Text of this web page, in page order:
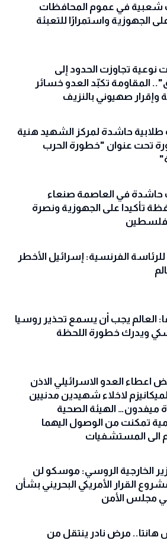
شعبية في عموم المحافظات
الجهوزية واستمرارًا للتعبئة
نوعية تجاوزت الحدود إلى
المقاومة تكبّد العدو خسائر
صهيوني بالنزيف
حاشدة لمركز الشهيد هنية
تحت عنوان "خطورة الحرب
حاشدة في العاصمة صنعاء
تأكيدا على الجهوزية ونصرة
الفرنسية: إسرائيل الأخطر
العالم يجب أن يسمع تحذير روسيا
ويدرك خطورة اللحظة
اعطاء العدو الاسرائيلي الاذن
لاخلاء شهيدين مدنيين
ميفدون… الهيئة الصحية
تمكنت من الوصول اليهما
الى المستشفيات
الخارجية الروسي: موسكو لن
القرار الأمريكي البحريني بشأن
مجلس الأمن
مرض نادر ينتقل من